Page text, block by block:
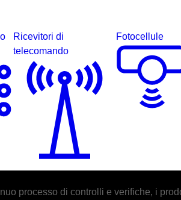
Ricevitori di
telecomando
Fotocellule
processo di controlli e verifiche, i